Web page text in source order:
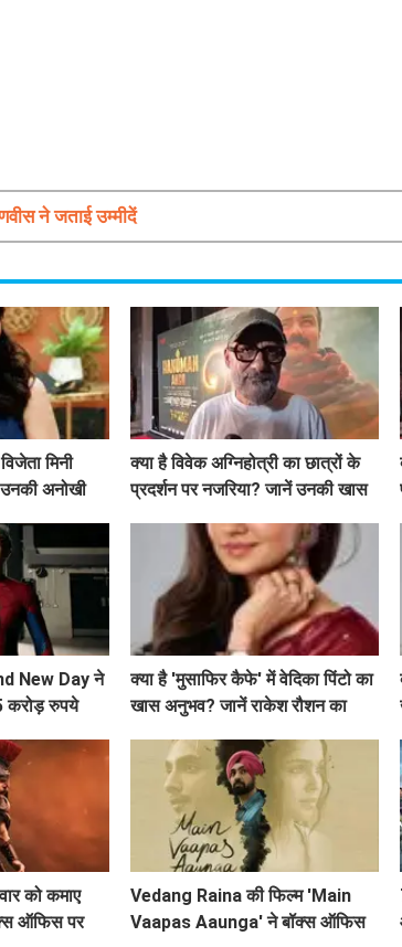
ने जताई उम्मीदें
मिनी
अनोखी
क्या है विवेक अग्निहोत्री का छात्रों के
प्रदर्शन पर नजरिया? जानें उनकी खास
New Day ने
करोड़ रुपये
क्या है 'मुसाफिर कैफे' में वेदिका पिंटो का
खास अनुभव? जानें राकेश रौशन का
को कमाए
ऑफिस पर
Vedang Raina की फिल्म 'Main
Vaapas Aaunga' ने बॉक्स ऑफिस